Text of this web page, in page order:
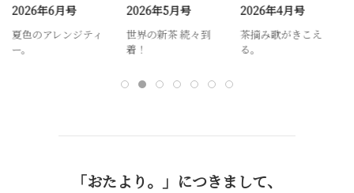
2026年6月号
夏色のアレンジティ
ー。
2026年5月号
世界の新茶 続々到
着！
2026年4月号
茶摘み歌がきこえ
る。
「おたより。」につきまして、